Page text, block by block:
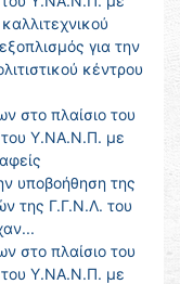
για την
κέντρου
στο πλαίσιο του
Υ.ΝΑ.Ν.Π. με
υποβοήθηση της
της Γ.Γ.Ν.Λ. του
στο πλαίσιο του
Υ.ΝΑ.Ν.Π. με